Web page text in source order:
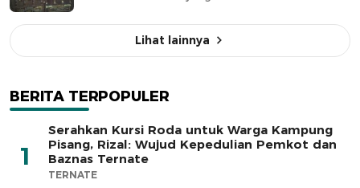
Lihat lainnya
BERITA TERPOPULER
1
Serahkan Kursi Roda untuk Warga Kampung
Pisang, Rizal: Wujud Kepedulian Pemkot dan
Baznas Ternate
TERNATE